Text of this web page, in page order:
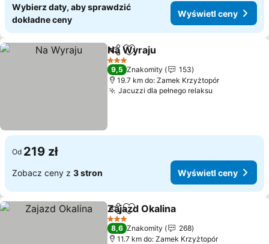
Wybierz daty, aby sprawdzić
dokładne ceny
Wyświetl ceny
Udostępnij
Dodaj do ulubionych
Na Wyraju
3 Kategoria
9,5 Znakomity
153
19.7 km do: Zamek Krzyżtopór
Jacuzzi dla pełnego relaksu
Od 219 zł
Zobacz ceny z 3 stron Wyświetl ceny
Udostępnij
Dodaj do ulubionych
Zajazd Okalina
3 Kategoria
8,6 Znakomity
268
11.7 km do: Zamek Krzyżtopór